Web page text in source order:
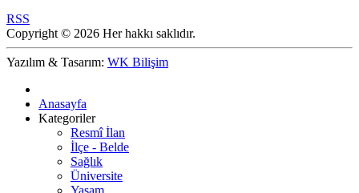
RSS
Copyright © 2026 Her hakkı saklıdır.
Yazılım & Tasarım: WK Bilişim
Anasayfa
Kategoriler
Resmî İlan
İlçe - Belde
Sağlık
Üniversite